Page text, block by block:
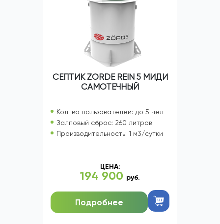
СЕПТИК ZORDE REIN 5 МИДИ
САМОТЕЧНЫЙ
Кол-во пользователей: до 5 чел
Залповый сброс: 260 литров
Производительность: 1 м3/сутки
ЦЕНА:
194 900 руб.
Подробнее